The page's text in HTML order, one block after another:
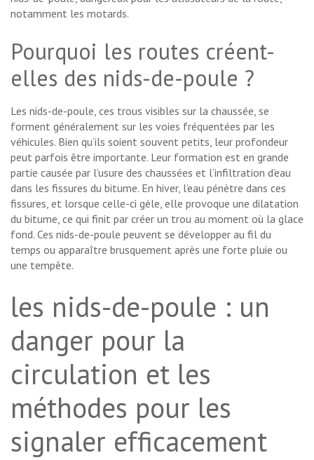
notamment les motards.
Pourquoi les routes créent-
elles des nids-de-poule ?
Les nids-de-poule, ces trous visibles sur la chaussée, se
forment généralement sur les voies fréquentées par les
véhicules. Bien qu’ils soient souvent petits, leur profondeur
peut parfois être importante. Leur formation est en grande
partie causée par l’usure des chaussées et l’infiltration d’eau
dans les fissures du bitume. En hiver, l’eau pénètre dans ces
fissures, et lorsque celle-ci gèle, elle provoque une dilatation
du bitume, ce qui finit par créer un trou au moment où la glace
fond. Ces nids-de-poule peuvent se développer au fil du
temps ou apparaître brusquement après une forte pluie ou
une tempête.
les nids-de-poule : un
danger pour la
circulation et les
méthodes pour les
signaler efficacement